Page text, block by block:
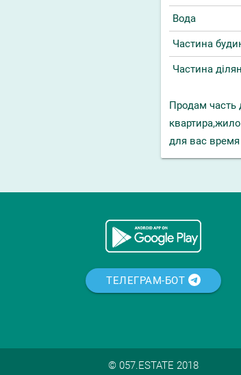
Вода
Частина
Частина
Продам часть
для вас время
ТЕЛЕГРАМ-БОТ
© 057.ESTATE 2018